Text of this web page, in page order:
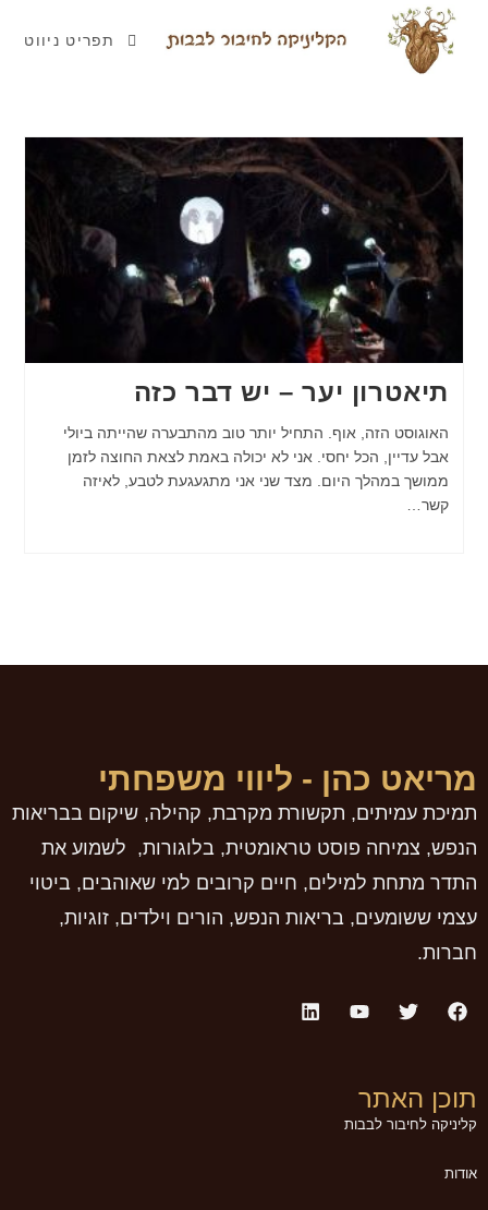
תפריט ניווט
תיאטרון יער – יש דבר כזה
האוגוסט הזה, אוף. התחיל יותר טוב מהתבערה שהייתה ביולי
אבל עדיין, הכל יחסי. אני לא יכולה באמת לצאת החוצה לזמן
ממושך במהלך היום. מצד שני אני מתגעגעת לטבע, לאיזה
קשר…
מריאט כהן - ליווי משפחתי
תמיכת עמיתים, תקשורת מקרבת, קהילה, שיקום בבריאות
הנפש, צמיחה פוסט טראומטית, בלוגורות, לשמוע את
התדר מתחת למילים, חיים קרובים למי שאוהבים, ביטוי
עצמי ששומעים, בריאות הנפש, הורים וילדים, זוגיות,
חברות.
תוכן האתר
קליניקה לחיבור לבבות
אודות